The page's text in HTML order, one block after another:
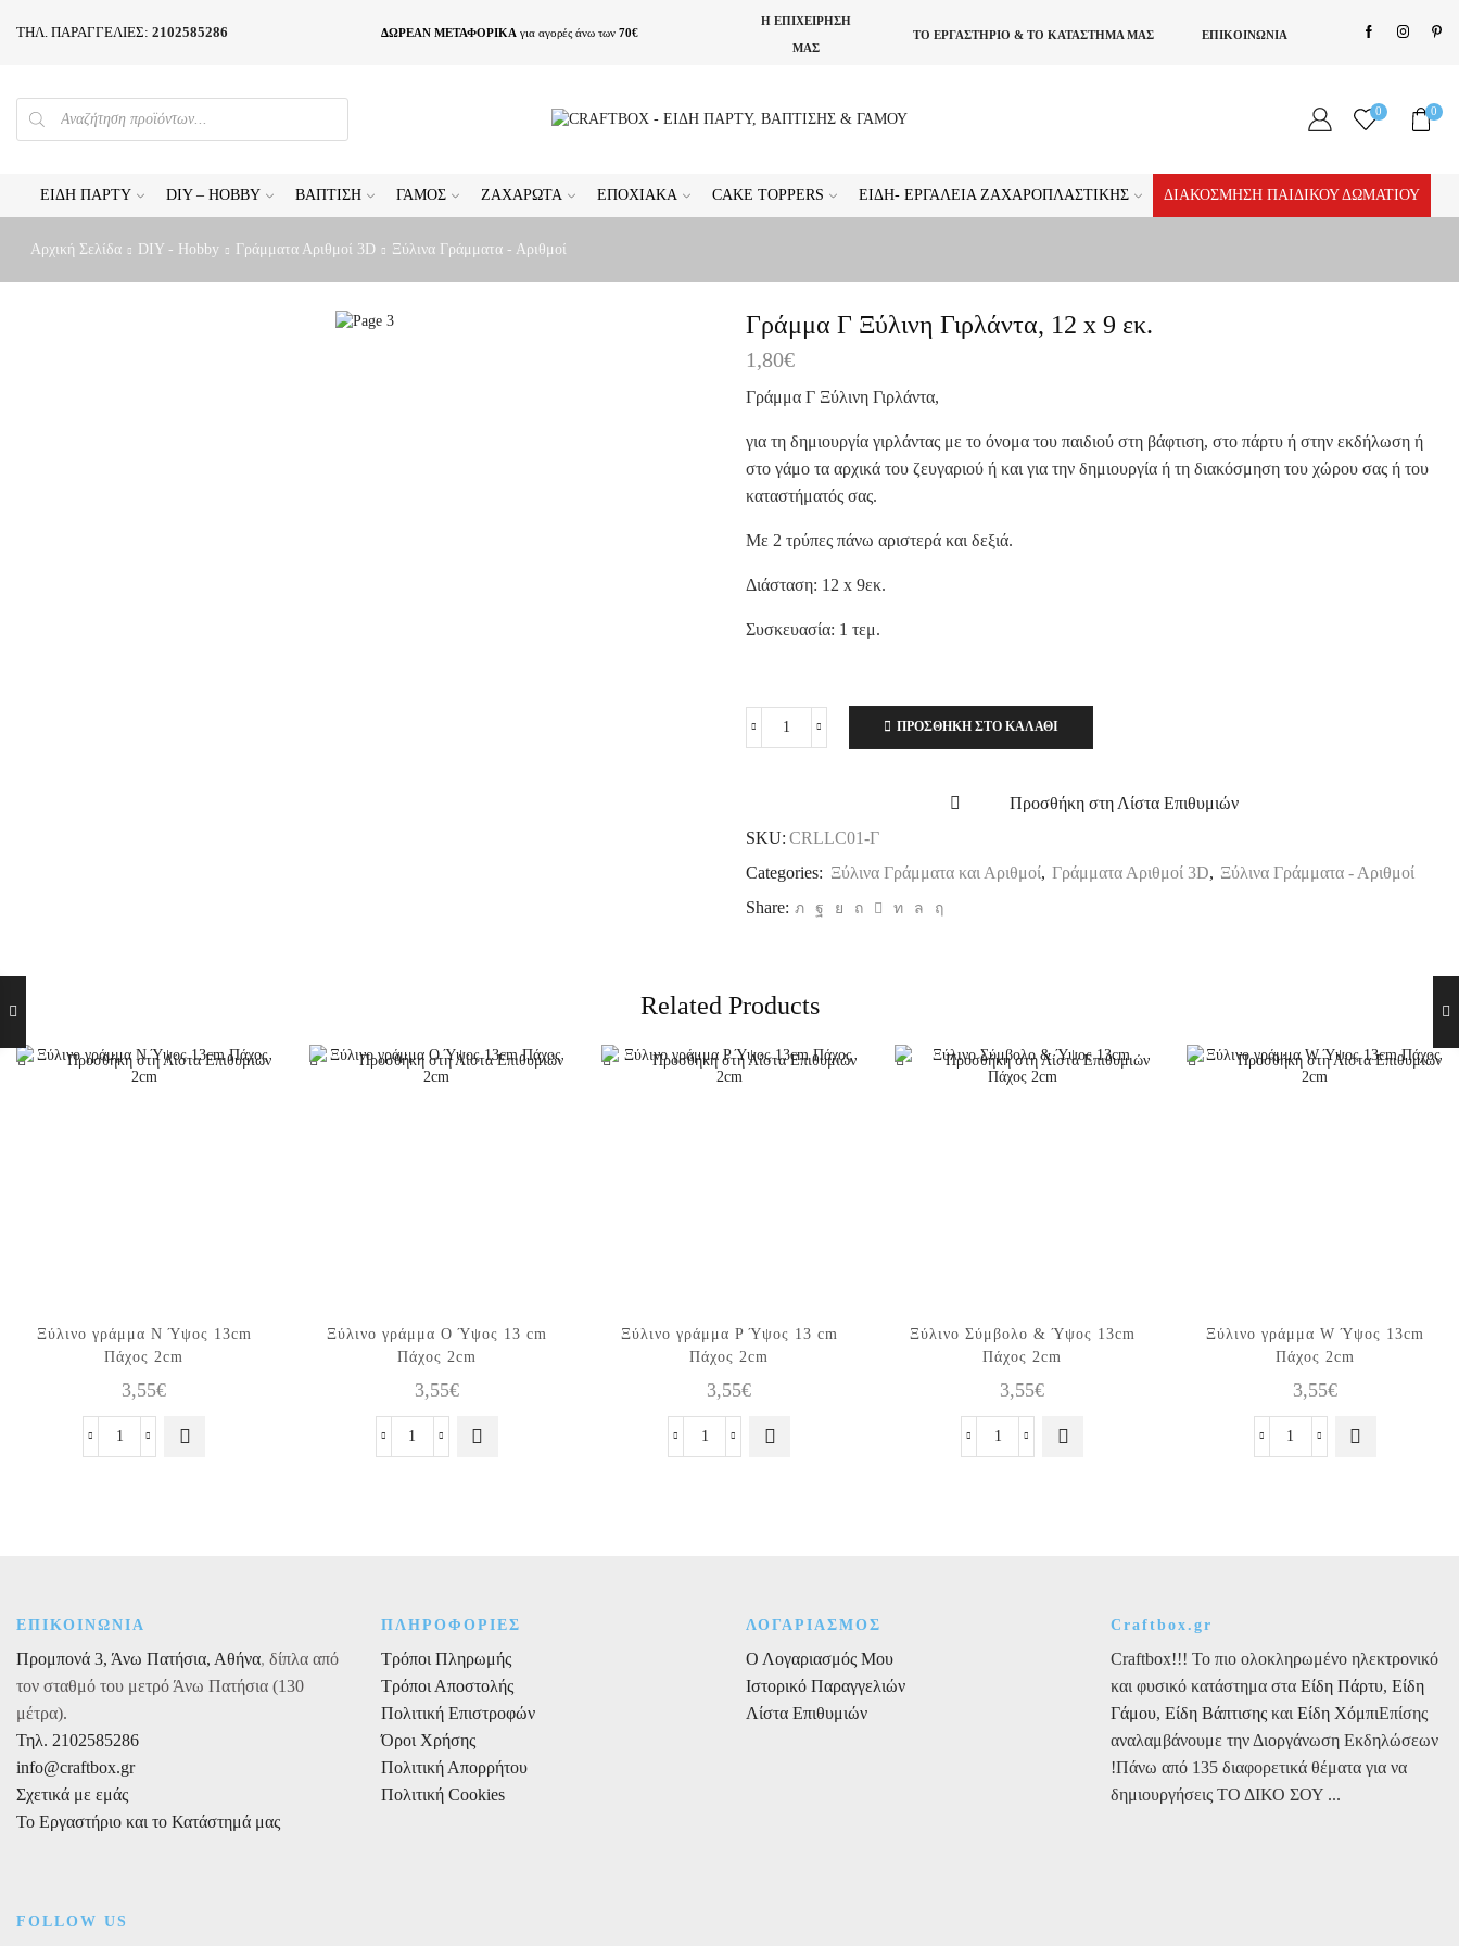
ΤΗΛ. ΠΑΡΑΓΓΕΛΙΕΣ: 2102585286 ΔΩΡΕΑΝ ΜΕΤΑΦΟΡΙΚΑ για αγορές άνω των 70€
Η ΕΠΙΧΕΙΡΗΣΗ
ΜΑΣ
ΤΟ ΕΡΓΑΣΤΗΡΙΟ & ΤΟ ΚΑΤΑΣΤΗΜΑ ΜΑΣ ΕΠΙΚΟΙΝΩΝΙΑ
PRODUCTS
SEARCH
0 0
ΕΊΔΗ ΠΆΡΤΥ DIY – HOBBY ΒΆΠΤΙΣΗ ΓΆΜΟΣ ΖΑΧΑΡΩΤΆ ΕΠΟΧΙΑΚΆ CAKE TOPPERS ΕΊΔΗ- ΕΡΓΑΛΕΊΑ ΖΑΧΑΡΟΠΛΑΣΤΙΚΉΣ ΔΙΑΚΌΣΜΗΣΗ ΠΑΙΔΙΚΟΎ ΔΩΜΑΤΊΟΥ
Αρχική Σελίδα DIY - Hobby Γράμματα Αριθμοί 3D Ξύλινα Γράμματα - Αριθμοί
Γράμμα Γ Ξύλινη Γιρλάντα, 12 x 9 εκ.
1,80€
Γράμμα Γ Ξύλινη Γιρλάντα,
για τη δημιουργία γιρλάντας με το όνομα του παιδιού στη βάφτιση, στο πάρτυ ή στην εκδήλωση ή
στο γάμο τα αρχικά του ζευγαριού ή και για την δημιουργία ή τη διακόσμηση του χώρου σας ή του
καταστήματός σας.
Με 2 τρύπες πάνω αριστερά και δεξιά.
Διάσταση: 12 x 9εκ.
Συσκευασία: 1 τεμ.
Γράμμα
x
9
ποσότητα
ΠΡΟΣΘΉΚΗ ΣΤΟ ΚΑΛΆΘΙ
Προσθήκη στη Λίστα Επιθυμιών
SKU: CRLLC01-Γ
Categories: Ξύλινα Γράμματα και Αριθμοί, Γράμματα Αριθμοί 3D, Ξύλινα Γράμματα - Αριθμοί
Share:
Related Products
Προσθήκη στη Λίστα Επιθυμιών
Ξύλινo γράμμα N Ύψος 13cm
Πάχος 2cm
3,55€
Ξύλινo
Προσθήκη στη Λίστα Επιθυμιών
Ξύλινo γράμμα O Ύψος 13 cm
Πάχος 2cm
3,55€
Ξύλινo
ποσότητα
Προσθήκη στη Λίστα Επιθυμιών
Ξύλινo γράμμα P Ύψος 13 cm
Πάχος 2cm
3,55€
Ξύλινo
ποσότητα
Προσθήκη στη Λίστα Επιθυμιών
Ξύλινo Σύμβολο & Ύψος 13cm
Πάχος 2cm
3,55€
Ξύλινo
Προσθήκη στη Λίστα Επιθυμιών
Ξύλινo γράμμα W Ύψος 13cm
Πάχος 2cm
3,55€
Ξύλινo
ΕΠΙΚΟΙΝΩΝΙΑ
Προμπονά 3, Άνω Πατήσια, Αθήνα, δίπλα από
τον σταθμό του μετρό Άνω Πατήσια (130
μέτρα).
Τηλ. 2102585286
info@craftbox.gr
Σχετικά με εμάς
Το Εργαστήριο και το Κατάστημά μας
FOLLOW US
ΠΛΗΡΟΦΟΡΙΕΣ
Τρόποι Πληρωμής
Τρόποι Αποστολής
Πολιτική Επιστροφών
Όροι Χρήσης
Πολιτική Απορρήτου
Πολιτική Cookies
ΛΟΓΑΡΙΑΣΜΟΣ
Ο Λογαριασμός Μου
Ιστορικό Παραγγελιών
Λίστα Επιθυμιών
Craftbox.gr
Craftbox!!! Το πιο ολοκληρωμένο ηλεκτρονικό
και φυσικό κατάστημα στα Είδη Πάρτυ, Είδη
Γάμου, Είδη Βάπτισης και Είδη ΧόμπιΕπίσης
αναλαμβάνουμε την Διοργάνωση Εκδηλώσεων
!Πάνω από 135 διαφορετικά θέματα για να
δημιουργήσεις ΤΟ ΔΙΚΟ ΣΟΥ ...